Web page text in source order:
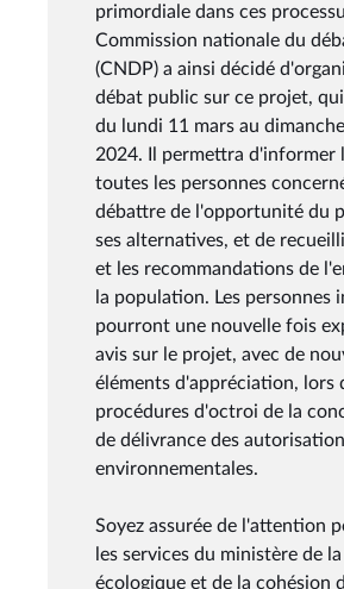
primordiale dans ces
Commission nationale du
(CNDP) a ainsi décidé
débat public sur ce projet,
du lundi 11 mars au
2024. Il permettra d'informer
toutes les personnes
débattre de l'opportunité du
ses alternatives, et de
et les recommandations de
la population. Les personnes
pourront une nouvelle fois
avis sur le projet, avec de
éléments d'appréciation, lors
procédures d'octroi de la
de délivrance des
environnementales.
Soyez assurée de l'attention
les services du ministère de
écologique et de la cohésion